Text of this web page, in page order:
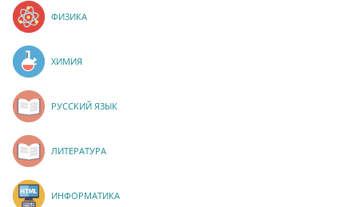
ФИЗИКА
ХИМИЯ
РУССКИЙ ЯЗЫК
ЛИТЕРАТУРА
ИНФОРМАТИКА